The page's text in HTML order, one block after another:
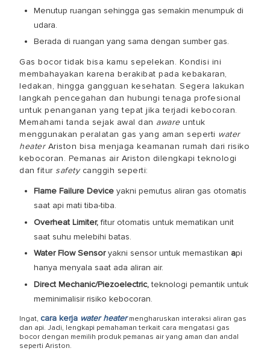
Menutup ruangan sehingga gas semakin menumpuk di
udara.
Berada di ruangan yang sama dengan sumber gas.
Gas bocor tidak bisa kamu sepelekan. Kondisi ini
membahayakan karena berakibat pada kebakaran,
ledakan, hingga gangguan kesehatan. Segera lakukan
langkah pencegahan dan hubungi tenaga profesional
untuk penanganan yang tepat jika terjadi kebocoran.
Memahami tanda sejak awal dan awareuntuk
menggunakan peralatan gas yang aman seperti water
heaterAriston bisa menjaga keamanan rumah dari risiko
kebocoran. Pemanas air Ariston dilengkapi teknologi
dan fitur safety canggih seperti:
Flame Failure Device yakni pemutus aliran gas otomatis
saat api mati tiba-tiba.
Overheat Limiter,fitur otomatis untuk mematikan unit
saat suhu melebihi batas.
Water Flow Sensoryakni sensor untuk memastikan api
hanya menyala saat ada aliran air.
Direct Mechanic/Piezoelectric,teknologi pemantik untuk
meminimalisir risiko kebocoran.
Ingat, cara kerja water heatermengharuskan interaksi aliran gas
dan api. Jadi, lengkapi pemahaman terkait cara mengatasi gas
bocor dengan memilih produk pemanas air yang aman dan andal
seperti Ariston.